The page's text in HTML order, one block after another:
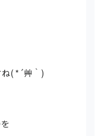
( *´艸｀)